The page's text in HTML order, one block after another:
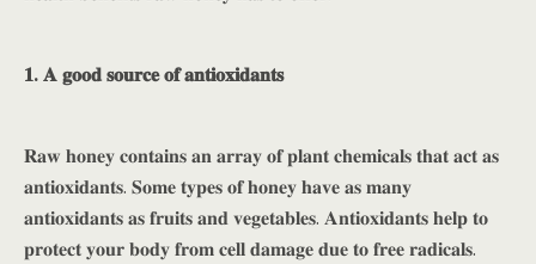
𝟏. 𝐀 𝐠𝐨𝐨𝐝 𝐬𝐨𝐮𝐫𝐜𝐞 𝐨𝐟 𝐚𝐧𝐭𝐢𝐨𝐱𝐢𝐝𝐚𝐧𝐭𝐬
𝐑𝐚𝐰 𝐡𝐨𝐧𝐞𝐲 𝐜𝐨𝐧𝐭𝐚𝐢𝐧𝐬 𝐚𝐧 𝐚𝐫𝐫𝐚𝐲 𝐨𝐟 𝐩𝐥𝐚𝐧𝐭 𝐜𝐡𝐞𝐦𝐢𝐜𝐚𝐥𝐬 𝐭𝐡𝐚𝐭 𝐚𝐜𝐭 𝐚𝐬
𝐚𝐧𝐭𝐢𝐨𝐱𝐢𝐝𝐚𝐧𝐭𝐬. 𝐒𝐨𝐦𝐞 𝐭𝐲𝐩𝐞𝐬 𝐨𝐟 𝐡𝐨𝐧𝐞𝐲 𝐡𝐚𝐯𝐞 𝐚𝐬 𝐦𝐚𝐧𝐲
𝐚𝐧𝐭𝐢𝐨𝐱𝐢𝐝𝐚𝐧𝐭𝐬 𝐚𝐬 𝐟𝐫𝐮𝐢𝐭𝐬 𝐚𝐧𝐝 𝐯𝐞𝐠𝐞𝐭𝐚𝐛𝐥𝐞𝐬. 𝐀𝐧𝐭𝐢𝐨𝐱𝐢𝐝𝐚𝐧𝐭𝐬 𝐡𝐞𝐥𝐩 𝐭𝐨
𝐩𝐫𝐨𝐭𝐞𝐜𝐭 𝐲𝐨𝐮𝐫 𝐛𝐨𝐝𝐲 𝐟𝐫𝐨𝐦 𝐜𝐞𝐥𝐥 𝐝𝐚𝐦𝐚𝐠𝐞 𝐝𝐮𝐞 𝐭𝐨 𝐟𝐫𝐞𝐞 𝐫𝐚𝐝𝐢𝐜𝐚𝐥𝐬.